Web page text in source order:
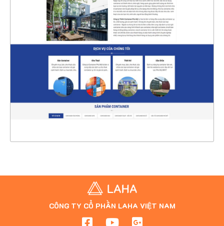
47462
CHI TIẾT
XEM THỰC TẾ
CÔNG TY CỔ PHẦN LAHA VIỆT NAM